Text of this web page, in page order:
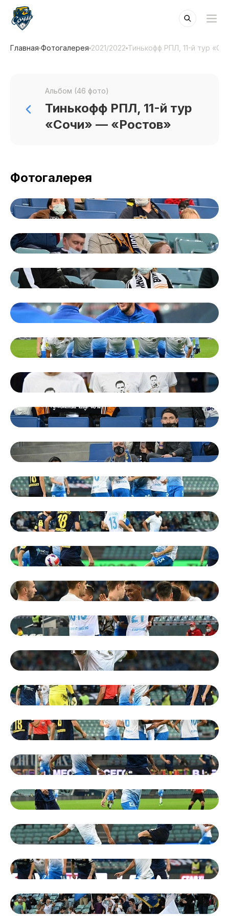
Главная Фотогалерея 2021/2022 Тинькофф РПЛ, 11-й тур
Альбом (46 фото)
Тинькофф РПЛ, 11-й тур
«Сочи» — «Ростов»
Фотогалерея